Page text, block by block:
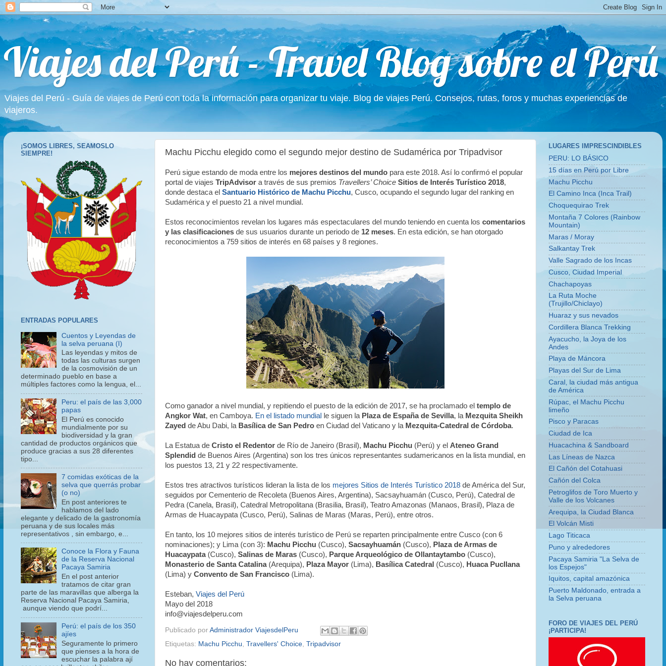
Viajes del Perú - Travel Blog sobre el Perú
Viajes del Perú - Guía de viajes de Perú con toda la información para organizar tu viaje. Blog de viajes Perú. Consejos, rutas, foros y muchas experiencias de
viajeros.
Machu Picchu elegido como el segundo mejor destino de Sudamérica por Tripadvisor
Perú sigue estando de moda entre los mejores destinos del mundo para este 2018. Así lo confirmó el popular
portal de viajes TripAdvisor a través de sus premios Travellers’ Choice Sitios de Interés Turístico 2018,
donde destaca el Santuario Histórico de Machu Picchu, Cusco, ocupando el segundo lugar del ranking en
Sudamérica y el puesto 21 a nivel mundial.
Estos reconocimientos revelan los lugares más espectaculares del mundo teniendo en cuenta los comentarios
y las clasificaciones de sus usuarios durante un periodo de 12 meses. En esta edición, se han otorgado
reconocimientos a 759 sitios de interés en 68 países y 8 regiones.
Como ganador a nivel mundial, y repitiendo el puesto de la edición de 2017, se ha proclamado el templo de
Angkor Wat, en Camboya. En el listado mundial le siguen la Plaza de España de Sevilla, la Mezquita Sheikh
Zayed de Abu Dabi, la Basílica de San Pedro en Ciudad del Vaticano y la Mezquita-Catedral de Córdoba.
La Estatua de Cristo el Redentor de Río de Janeiro (Brasil), Machu Picchu (Perú) y el Ateneo Grand
Splendid de Buenos Aires (Argentina) son los tres únicos representantes sudamericanos en la lista mundial, en
los puestos 13, 21 y 22 respectivamente.
Estos tres atractivos turísticos lideran la lista de los mejores Sitios de Interés Turístico 2018 de América del Sur,
seguidos por Cementerio de Recoleta (Buenos Aires, Argentina), Sacsayhuamán (Cusco, Perú), Catedral de
Pedra (Canela, Brasil), Catedral Metropolitana (Brasilia, Brasil), Teatro Amazonas (Manaos, Brasil), Plaza de
Armas de Huacaypata (Cusco, Perú), Salinas de Maras (Maras, Perú), entre otros.
En tanto, los 10 mejores sitios de interés turístico de Perú se reparten principalmente entre Cusco (con 6
nominaciones); y Lima (con 3): Machu Picchu (Cusco), Sacsayhuamán (Cusco), Plaza de Armas de
Huacaypata(Cusco), Salinas de Maras (Cusco), Parque Arqueológico de Ollantaytambo (Cusco),
Monasterio de Santa Catalina(Arequipa), Plaza Mayor (Lima), Basílica Catedral (Cusco), Huaca Pucllana
(Lima) y Convento de San Francisco (Lima).
Esteban, Viajes del Perú
Mayo del 2018
info@viajesdelperu.com
Publicado por Administrador ViajesdelPeru
Etiquetas: Machu Picchu Travellers' Choice Tripadvisor
No hay comentarios:
¡SOMOS LIBRES, SEAMOSLO
SIEMPRE!
ENTRADAS POPULARES
Cuentos y Leyendas de
la selva peruana (I)
Las leyendas y mitos de
todas las culturas surgen
de la cosmovisión de un
determinado pueblo en base a
múltiples factores como la lengua, el...
Peru: el país de las 3,000
papas
El Perú es conocido
mundialmente por su
biodiversidad y la gran
cantidad de productos orgánicos que
produce gracias a sus 28 diferentes
tipo...
7 comidas exóticas de la
selva que querrás probar
(o no)
En post anteriores te
hablamos del lado
elegante y delicado de la gastronomía
peruana y de sus locales más
representativos , sin embargo, e...
Conoce la Flora y Fauna
de la Reserva Nacional
Pacaya Samiria
En el post anterior
tratamos de citar gran
parte de las maravillas que alberga la
Reserva Nacional Pacaya Samiria,
aunque viendo que podrí...
Perú: el país de los 350
ajíes
Seguramente lo primero
que pienses a la hora de
escuchar la palabra ají
LUGARES IMPRESCINDIBLES
PERU: LO BÁSICO
15 días en Perú por Libre
Machu Picchu
El Camino Inca (Inca Trail)
Choquequirao Trek
Montaña 7 Colores (Rainbow
Mountain)
Maras / Moray
Salkantay Trek
Valle Sagrado de los Incas
Cusco, Ciudad Imperial
Chachapoyas
La Ruta Moche
(Trujillo/Chiclayo)
Huaraz y sus nevados
Cordillera Blanca Trekking
Ayacucho, la Joya de los
Andes
Playa de Máncora
Playas del Sur de Lima
Caral, la ciudad más antigua
de América
Rúpac, el Machu Picchu
limeño
Pisco y Paracas
Ciudad de Ica
Huacachina & Sandboard
Las Líneas de Nazca
El Cañón del Cotahuasi
Cañón del Colca
Petroglifos de Toro Muerto y
Valle de los Volcanes
Arequipa, la Ciudad Blanca
El Volcán Misti
Lago Titicaca
Puno y alrededores
Pacaya Samiria "La Selva de
los Espejos"
Iquitos, capital amazónica
Puerto Maldonado, entrada a
la Selva peruana
FORO DE VIAJES DEL PERÚ
¡PARTICIPA!